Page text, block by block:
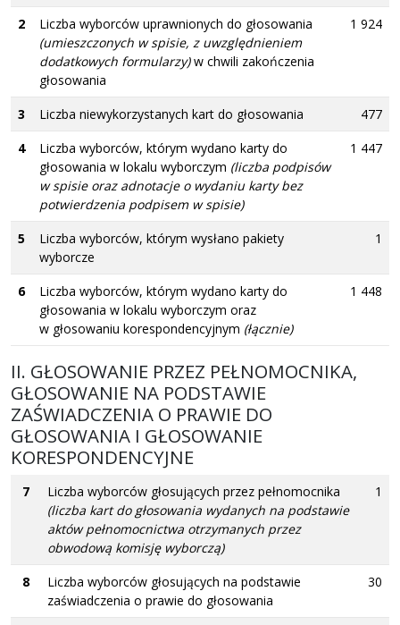
2
Liczba wyborców uprawnionych do głosowania
(umieszczonych w spisie, z uwzględnieniem
dodatkowych formularzy)w chwili zakończenia
głosowania
1 924
3 Liczba niewykorzystanych kart do głosowania
477
4
Liczba wyborców, którym wydano karty do
głosowania w lokalu wyborczym (liczba podpisów
w spisie oraz adnotacje o wydaniu karty bez
potwierdzenia podpisem w spisie)
1 447
5
Liczba wyborców, którym wysłano pakiety
wyborcze
1
6
Liczba wyborców, którym wydano karty do
głosowania w lokalu wyborczym oraz
w głosowaniu korespondencyjnym (łącznie)
1 448
II. GŁOSOWANIE PRZEZ PEŁNOMOCNIKA,
GŁOSOWANIE NA PODSTAWIE
ZAŚWIADCZENIA O PRAWIE DO
GŁOSOWANIA I GŁOSOWANIE
KORESPONDENCYJNE
7
Liczba wyborców głosujących przez pełnomocnika
(liczba kart do głosowania wydanych na podstawie
aktów pełnomocnictwa otrzymanych przez
obwodową komisję wyborczą)
1
8
Liczba wyborców głosujących na podstawie
zaświadczenia o prawie do głosowania
30